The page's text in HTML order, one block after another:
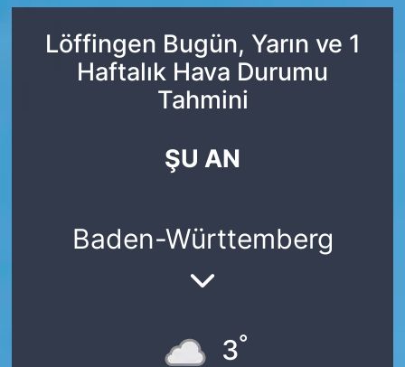
Löffingen Bugün, Yarın ve 1
Haftalık Hava Durumu
Tahmini
ŞU AN
Baden-Württemberg
3°
SPOR
DEUTSCH
Tüm Manşetler
Son Dakika Haberleri